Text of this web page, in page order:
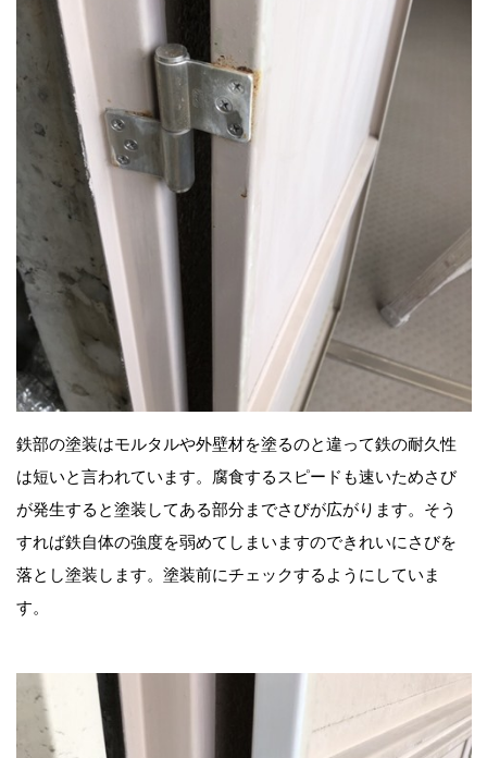
鉄部の塗装はモルタルや外壁材を塗るのと違って鉄の耐久性
は短いと言われています。腐食するスピードも速いためさび
が発生すると塗装してある部分までさびが広がります。そう
すれば鉄自体の強度を弱めてしまいますのできれいにさびを
落とし塗装します。塗装前にチェックするようにしていま
す。